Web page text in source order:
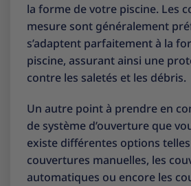
la forme de votre piscine. Les
mesure sont généralement
s’adaptent parfaitement à la
piscine, assurant ainsi une
contre les saletés et les débris.
Un autre point à prendre en
de système d’ouverture que
existe différentes options
couvertures manuelles, les
automatiques ou encore les